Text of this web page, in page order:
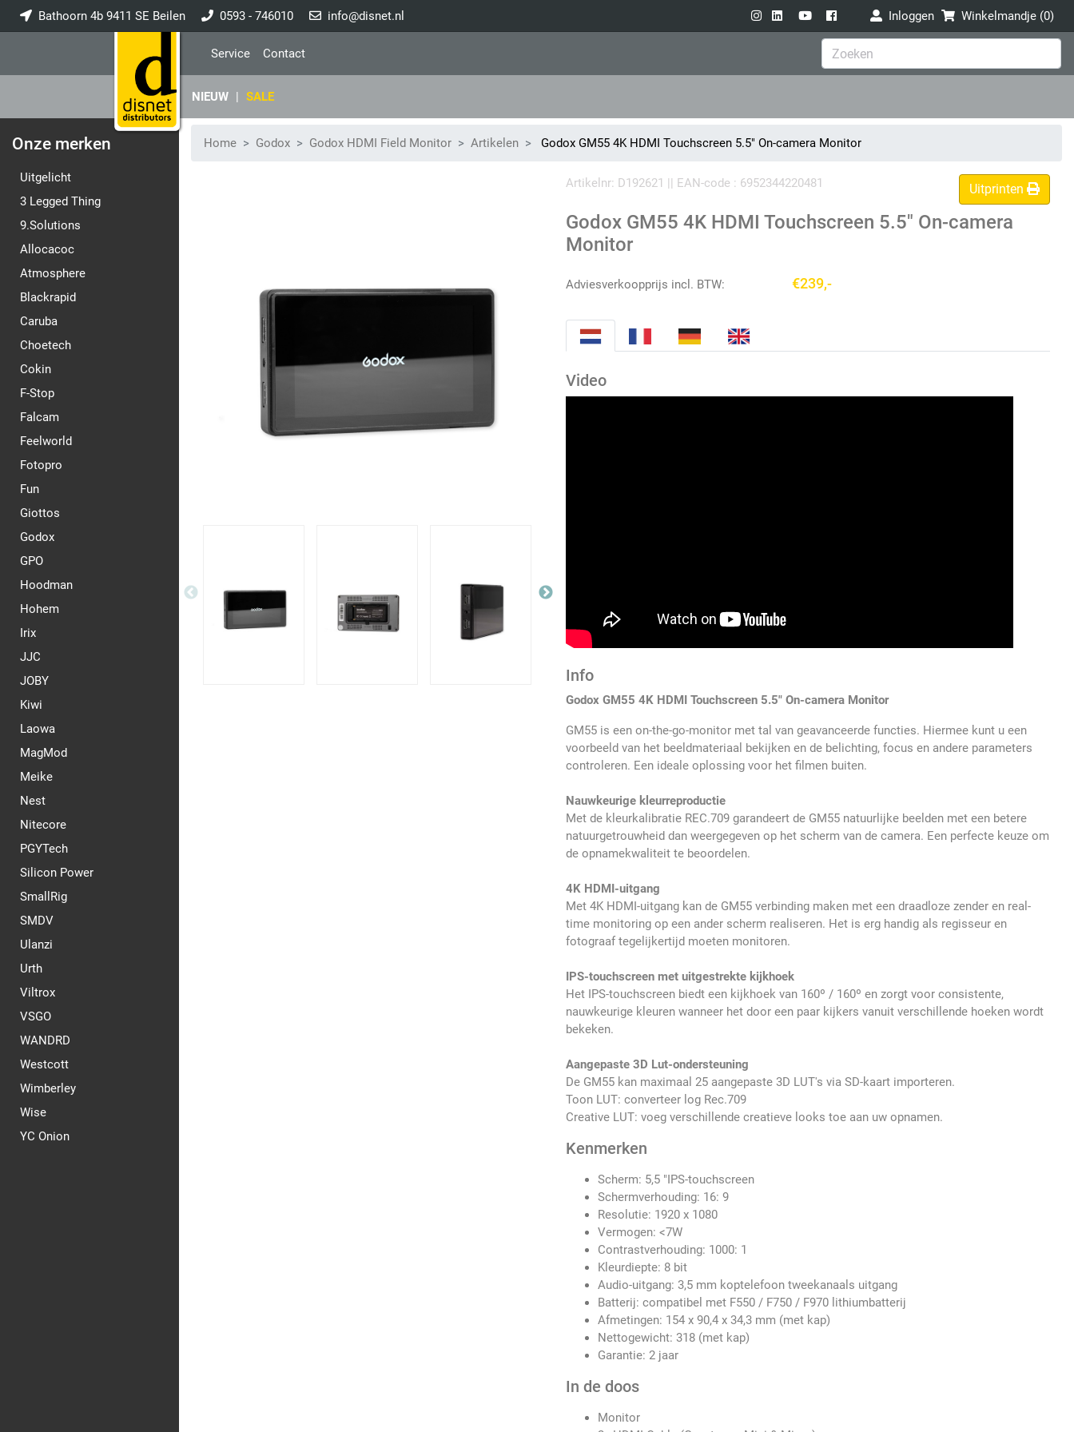
Bathoorn 4b 9411 SE Beilen 0593 - 746010 info@disnet.nl Inloggen Winkelmandje (0)
Service Contact
NIEUW | SALE
Onze merken
Uitgelicht
3 Legged Thing
9.Solutions
Allocacoc
Atmosphere
Blackrapid
Caruba
Choetech
Cokin
F-Stop
Falcam
Feelworld
Fotopro
Fun
Giottos
Godox
GPO
Hoodman
Hohem
Irix
JJC
JOBY
Kiwi
Laowa
MagMod
Meike
Nest
Nitecore
PGYTech
Silicon Power
SmallRig
SMDV
Ulanzi
Urth
Viltrox
VSGO
WANDRD
Westcott
Wimberley
Wise
YC Onion
Home Godox Godox HDMI Field Monitor Artikelen Godox GM55 4K HDMI Touchscreen 5.5" On-camera Monitor
Artikelnr: D192621 || EAN-code : 6952344220481 Uitprinten
Godox GM55 4K HDMI Touchscreen 5.5" On-camera
Monitor
Adviesverkoopprijs incl. BTW: €239,-
Video
Info
Godox GM55 4K HDMI Touchscreen 5.5" On-camera Monitor
GM55 is een on-the-go-monitor met tal van geavanceerde functies. Hiermee kunt u een
voorbeeld van het beeldmateriaal bekijken en de belichting, focus en andere parameters
controleren. Een ideale oplossing voor het filmen buiten.
Nauwkeurige kleurreproductie
Met de kleurkalibratie REC.709 garandeert de GM55 natuurlijke beelden met een betere
natuurgetrouwheid dan weergegeven op het scherm van de camera. Een perfecte keuze om
de opnamekwaliteit te beoordelen.
4K HDMI-uitgang
Met 4K HDMI-uitgang kan de GM55 verbinding maken met een draadloze zender en real-
time monitoring op een ander scherm realiseren. Het is erg handig als regisseur en
fotograaf tegelijkertijd moeten monitoren.
IPS-touchscreen met uitgestrekte kijkhoek
Het IPS-touchscreen biedt een kijkhoek van 160º / 160º en zorgt voor consistente,
nauwkeurige kleuren wanneer het door een paar kijkers vanuit verschillende hoeken wordt
bekeken.
Aangepaste 3D Lut-ondersteuning
De GM55 kan maximaal 25 aangepaste 3D LUT's via SD-kaart importeren.
Toon LUT: converteer log Rec.709
Creative LUT: voeg verschillende creatieve looks toe aan uw opnamen.
Kenmerken
Scherm: 5,5 "IPS-touchscreen
Schermverhouding: 16: 9
Resolutie: 1920 x 1080
Vermogen: <7W
Contrastverhouding: 1000: 1
Kleurdiepte: 8 bit
Audio-uitgang: 3,5 mm koptelefoon tweekanaals uitgang
Batterij: compatibel met F550 / F750 / F970 lithiumbatterij
Afmetingen: 154 x 90,4 x 34,3 mm (met kap)
Nettogewicht: 318 (met kap)
Garantie: 2 jaar
In de doos
Monitor